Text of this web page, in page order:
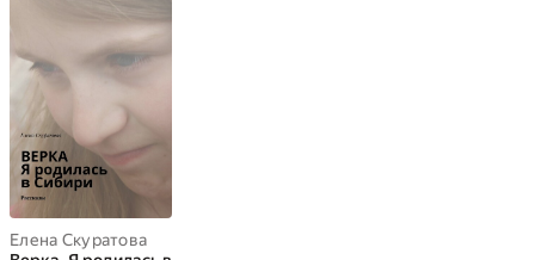
Елена Скуратова